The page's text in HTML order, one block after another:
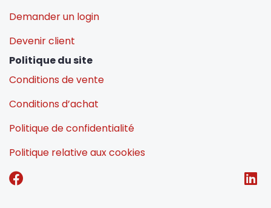
Demander un login
Devenir client
Politique du site
Conditions de vente
Conditions d’achat
Politique de confidentialité
Politique relative aux cookies